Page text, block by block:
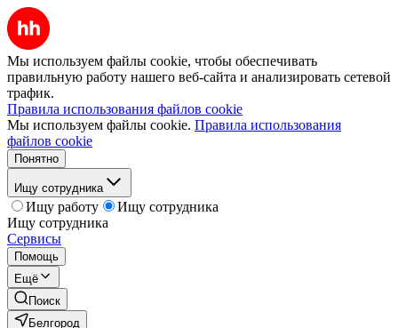
Мы используем файлы cookie, чтобы обеспечивать
правильную работу нашего веб-сайта и анализировать сетевой
трафик.
Правила использования файлов cookie
Мы используем файлы cookie. Правила использования
файлов cookie
Понятно
Ищу сотрудника
Ищу работу
Ищу сотрудника
Ищу сотрудника
Сервисы
Помощь
Ещё
Поиск
Белгород